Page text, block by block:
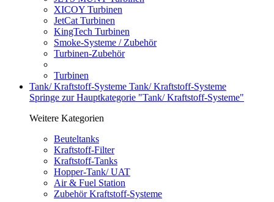
XICOY Turbinen
JetCat Turbinen
KingTech Turbinen
Smoke-Systeme / Zubehör
Turbinen-Zubehör
Turbinen
Tank/ Kraftstoff-Systeme Tank/ Kraftstoff-Systeme
Springe zur Hauptkategorie "Tank/ Kraftstoff-Systeme"
Weitere Kategorien
Beuteltanks
Kraftstoff-Filter
Kraftstoff-Tanks
Hopper-Tank/ UAT
Air & Fuel Station
Zubehör Kraftstoff-Systeme